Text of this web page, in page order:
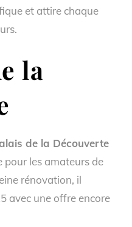
et attire chaque
la
de la Découverte
les amateurs de
rénovation, il
avec une offre encore